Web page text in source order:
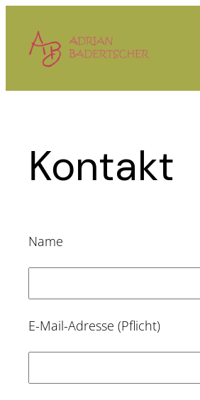
Inhalt
springen
Kontakt
Name
E-Mail-Adresse (Pflicht)